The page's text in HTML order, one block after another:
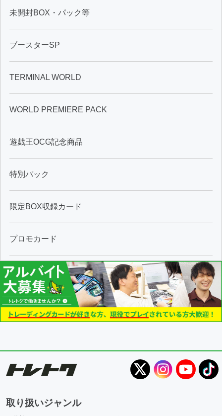
未開封BOX・パック等
ブースターSP
TERMINAL WORLD
WORLD PREMIERE PACK
遊戯王OCG記念商品
特別パック
限定BOX収録カード
プロモカード
取り扱いジャンル